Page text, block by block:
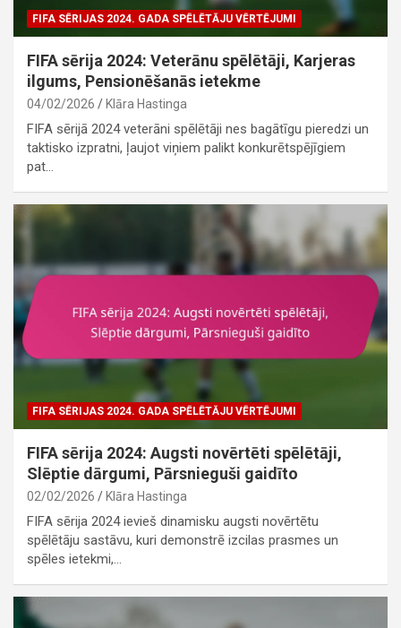
FIFA SĒRIJAS 2024. GADA SPĒLĒTĀJU VĒRTĒJUMI
FIFA sērija 2024: Veterānu spēlētāji, Karjeras
ilgums, Pensionēšanās ietekme
04/02/2026 Klāra Hastinga
FIFA sērijā 2024 veterāni spēlētāji nes bagātīgu pieredzi un
taktisko izpratni, ļaujot viņiem palikt konkurētspējīgiem
pat…
FIFA SĒRIJAS 2024. GADA SPĒLĒTĀJU VĒRTĒJUMI
FIFA sērija 2024: Augsti novērtēti spēlētāji,
Slēptie dārgumi, Pārsnieguši gaidīto
02/02/2026 Klāra Hastinga
FIFA sērija 2024 ievieš dinamisku augsti novērtētu
spēlētāju sastāvu, kuri demonstrē izcilas prasmes un
spēles ietekmi,…